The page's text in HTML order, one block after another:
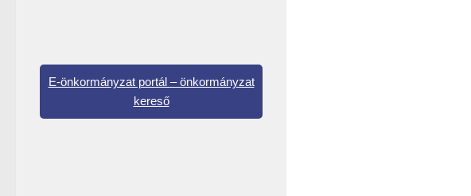
E-önkormányzat portál – önkormányzat
kereső